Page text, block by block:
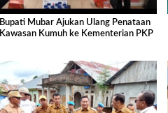
Bupati Mubar Ajukan Ulang Penataan
Kawasan Kumuh ke Kementerian PKP